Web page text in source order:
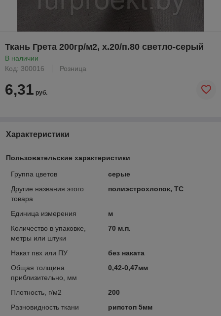
Ткань Грета 200гр/м2, х.20/п.80 светло-серый
В наличии
Код: 300016
Розница
6,31 руб.
Характеристики
Пользовательские характеристики
Группа цветов
серые
Другие названия этого
товара
полиэстрохлопок, TC
Единица измерения
м
Количество в упаковке,
метры или штуки
70 м.п.
Накат пвх или ПУ
без наката
Общая толщина
приблизительно, мм
0,42-0,47мм
Плотность, г/м2
200
Разновидность ткани
рипстоп 5мм